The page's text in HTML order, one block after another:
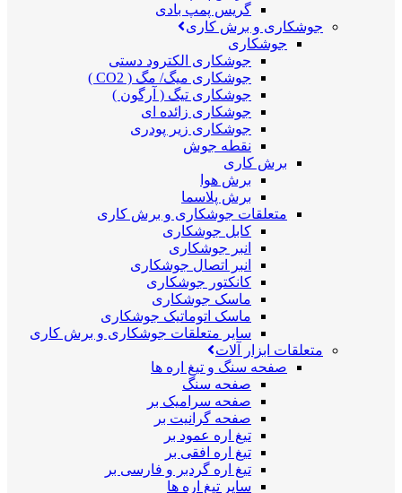
گریس پمپ بادی
جوشکاری و برش کاری
جوشکاری
جوشکاری الکترود دستی
جوشکاری میگ/ مگ ( CO2 )
جوشکاری تیگ ( آرگون )
جوشکاری زائده ای
جوشکاری زیر پودری
نقطه جوش
برش کاری
برش هوا
برش پلاسما
متعلقات جوشکاری و برش کاری
کابل جوشکاری
انبر جوشکاری
انبر اتصال جوشکاری
کانکتور جوشکاری
ماسک جوشکاری
ماسک اتوماتیک جوشکاری
سایر متعلقات جوشکاری و برش کاری
متعلقات ابزار آلات
صفحه سنگ و تیغ اره ها
صفحه سنگ
صفحه سرامیک بر
صفحه گرانیت بر
تیغ اره عمود بر
تیغ اره افقی بر
تیغ اره گردبر و فارسی بر
سایر تیغ اره ها